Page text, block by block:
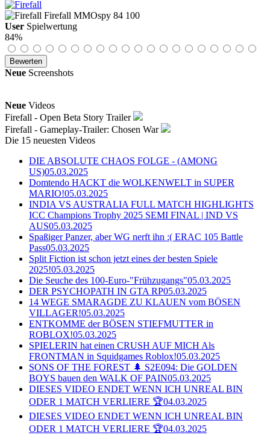
Firefall MMOspy 84 100
User Spielwertung
84%
Neue Screenshots
Neue Videos
Firefall - Open Beta Story Trailer
Firefall - Gameplay-Trailer: Chosen War
Die 15 neuesten Videos
DIE ABSOLUTE CHAOS FOLGE - (AMONG
US)05.03.2025
Domtendo HACKT die WOLKENWELT in SUPER
MARIO!05.03.2025
INDIA VS AUSTRALIA FULL MATCH HIGHLIGHTS
ICC Champions Trophy 2025 SEMI FINAL | IND VS
AUS05.03.2025
Spaßiger Panzer, aber WG nerft ihn :( ERAC 105 Battle
Pass05.03.2025
Split Fiction ist schon jetzt eines der besten Spiele
2025!05.03.2025
Die Seuche des 100-Euro-"Frühzugangs"05.03.2025
DER PSYCHOPATH IN GTA RP05.03.2025
14 WEGE SMARAGDE ZU KLAUEN vom BÖSEN
VILLAGER!05.03.2025
ENTKOMME der BÖSEN STIEFMUTTER in
ROBLOX!05.03.2025
SPIELERIN hat einen CRUSH AUF MICH Als
FRONTMAN in Squidgames Roblox!05.03.2025
SONS OF THE FOREST 🌲 S2E094: Die GOLDEN
BOYS bauen den WALK OF PAIN05.03.2025
DIESES VIDEO ENDET WENN ICH UNREAL BIN
ODER 1 MATCH VERLIERE 🏆04.03.2025
DIESES VIDEO ENDET WENN ICH UNREAL BIN
ODER 1 MATCH VERLIERE 🏆04.03.2025